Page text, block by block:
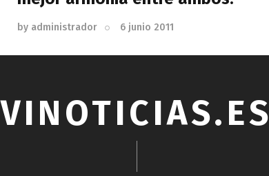
by administrador 6 junio 2011
VINOTICIAS.ES